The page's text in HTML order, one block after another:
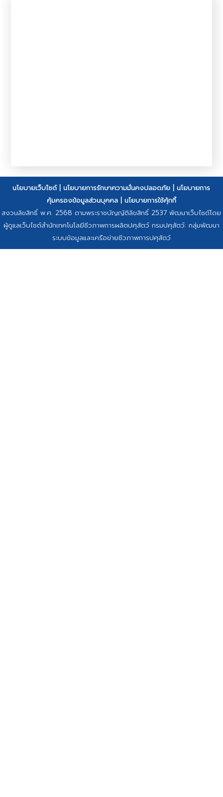
นโยบายเว็บไซต์|นโยบายการรักษาความมั่นคงปลอดภัย |นโยบายการ
คุ้มครองข้อมูลส่วนบุคคล| นโยบายการใช้คุ้กกี้
สงวนลิขสิทธิ์ พ.ศ. 2568 ตามพระราชบัญญัติลิขสิทธิ์ 2537 พัฒนาเว็บไซต์โดย
ผู้ดูแลเว็บไซต์สำนักเทคโนโลยีชีวภาพการผลิตปศุสัตว์ กรมปศุสัตว์: กลุ่มพัฒนา
ระบบข้อมูลและเครือข่ายชีวภาพการปศุสัตว์